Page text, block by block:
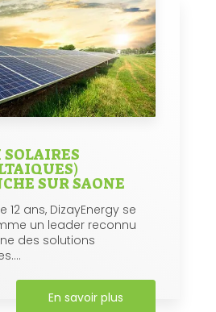
SUR SAONE
12 ans, DizayEnergy se
un leader reconnu
des solutions
En savoir plus